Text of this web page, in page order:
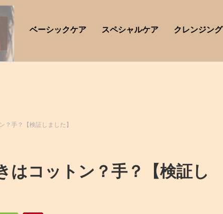
ベーシックケア スペシャルケア クレンジング
？手？【検証しました】
はコットン？手？【検証し